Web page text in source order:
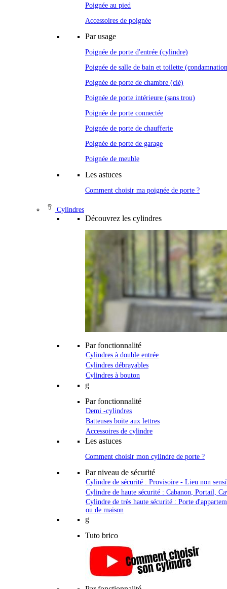
Poignée au pied
Accessoires de poignée
Par usage
Poignée de porte d'entrée (cylindre)
Poignée de salle de bain et toilette
Poignée de porte de chambre (clé)
Poignée de porte intérieure (sans trou)
Poignée de porte connectée
Poignée de porte de chaufferie
Poignée de porte de garage
Poignée de meuble
Les astuces
Comment choisir ma poignée de porte ?
Cylindres
Découvrez les cylindres
Par fonctionnalité
Cylindres à double entrée
Cylindres débrayables
Cylindres à bouton
g
Par fonctionnalité
Demi -cylindres
Batteuses boite aux lettres
Accessoires de cylindre
Les astuces
Comment choisir mon cylindre de porte ?
Par niveau de sécurité
Cylindre de sécurité : Provisoire - Lieu non
Cylindre de haute sécurité : Cabanon, Portail,
Cylindre de très haute sécurité : Porte
ou de maison
g
Tuto brico